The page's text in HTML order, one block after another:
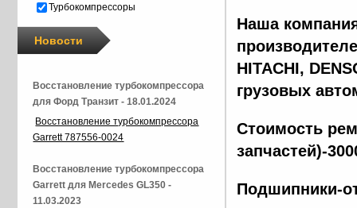
Наша
HITACHI,
грузовых
Стоимость
запчастей)-
Подшипники-
Турбокомпрессоры
Новости
Восстановление турбокомпрессора
для Форд Транзит - 18.01.2024
Восстановление турбокомпрессора
Garrett 787556-0024
Восстановление турбокомпрессора
Garrett для Mercedes GL350 -
11.03.2023